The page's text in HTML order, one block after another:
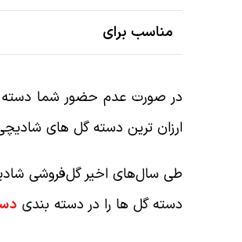
مناسب برای
در صورت عدم حضور شما دسته
ارزان ترین دسته گل های
طی سال‌های اخیر گل‌فروشی‌
دسته گل ها را در دسته بندی